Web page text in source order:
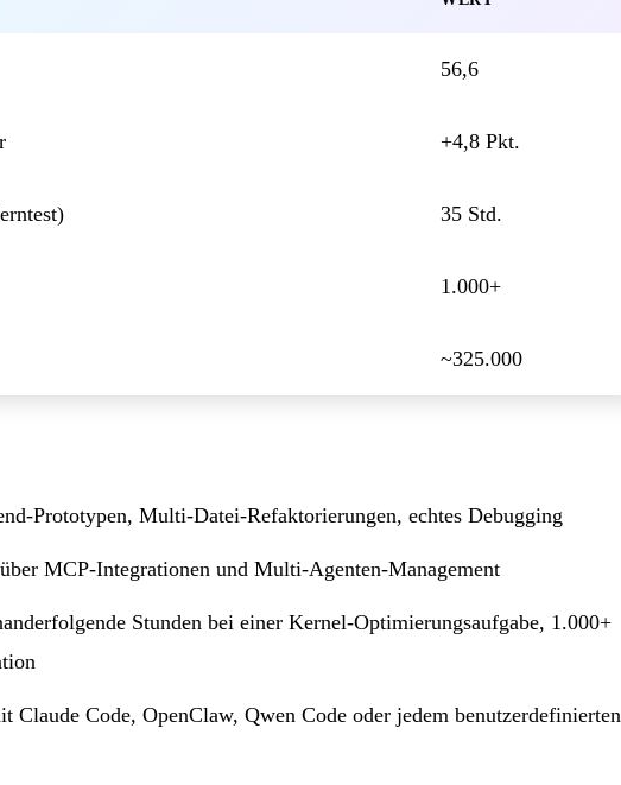
56,6
+4,8 Pkt.
35 Std.
1.000+
~325.000
Prototypen, Multi-Datei-Refaktorierungen, echtes Debugging
MCP-Integrationen und Multi-Agenten-Management
Stunden bei einer Kernel-Optimierungsaufgabe, 1.000+
Code, OpenClaw, Qwen Code oder jedem benutzerdefinierten